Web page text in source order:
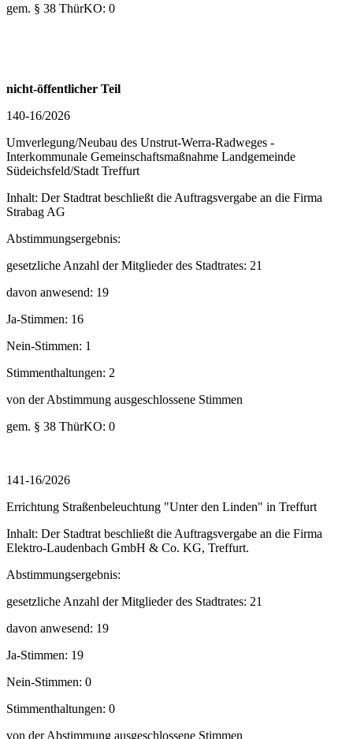
gem. § 38 ThürKO: 0
nicht-öffentlicher Teil
140-16/2026
Umverlegung/Neubau des Unstrut-Werra-Radweges -
Interkommunale Gemeinschaftsmaßnahme Landgemeinde
Südeichsfeld/Stadt Treffurt
Inhalt: Der Stadtrat beschließt die Auftragsvergabe an die Firma
Strabag AG
Abstimmungsergebnis:
gesetzliche Anzahl der Mitglieder des Stadtrates: 21
davon anwesend: 19
Ja-Stimmen: 16
Nein-Stimmen: 1
Stimmenthaltungen: 2
von der Abstimmung ausgeschlossene Stimmen
gem. § 38 ThürKO: 0
141-16/2026
Errichtung Straßenbeleuchtung "Unter den Linden" in Treffurt
Inhalt: Der Stadtrat beschließt die Auftragsvergabe an die Firma
Elektro-Laudenbach GmbH & Co. KG, Treffurt.
Abstimmungsergebnis:
gesetzliche Anzahl der Mitglieder des Stadtrates: 21
davon anwesend: 19
Ja-Stimmen: 19
Nein-Stimmen: 0
Stimmenthaltungen: 0
von der Abstimmung ausgeschlossene Stimmen